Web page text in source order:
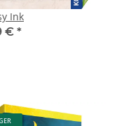
Ink
€ *